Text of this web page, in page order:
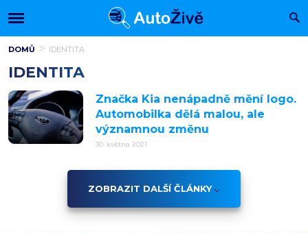
DOMŮ IDENTITA
IDENTITA
Značka Kia nenápadně mění logo.
Automobilka dělá malou, ale
významnou změnu
30. května 2021
ZOBRAZIT DALŠÍ ČLÁNKY